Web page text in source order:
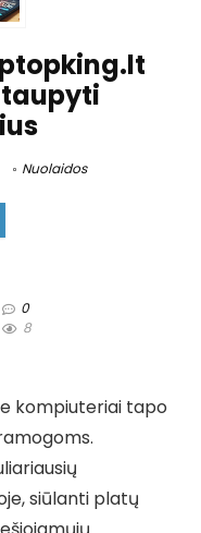
Nuolaidos
0
8
kompiuteriai tapo
siūlanti platų